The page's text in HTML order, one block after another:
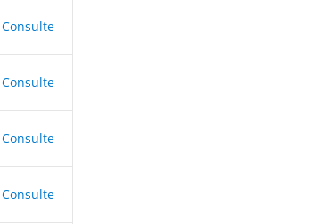
Consulte
Consulte
Consulte
Consulte